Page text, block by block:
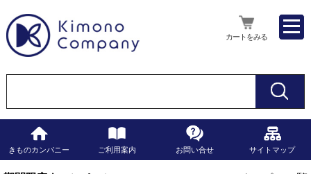
カートをみる
きものカンパニー ご利用案内 お問い合せ サイトマップ